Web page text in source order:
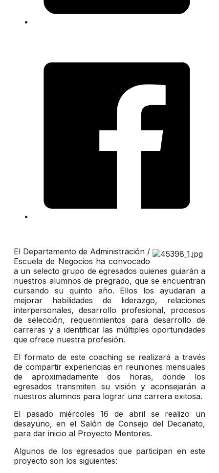
El Departamento de Administración /
Escuela de Negocios ha convocado
a un selecto grupo de egresados quienes guiarán a
nuestros alumnos de pregrado, que se encuentran
cursando su quinto año. Ellos los ayudaran a
mejorar habilidades de liderazgo, relaciones
interpersonales, desarrollo profesional, procesos
de selección, requerimientos para desarrollo de
carreras y a identificar las múltiples oportunidades
que ofrece nuestra profesión.
El formato de este coaching se realizará a través
de compartir experiencias en reuniones mensuales
de aproximadamente dos horas, donde los
egresados transmiten su visión y aconsejarán a
nuestros alumnos para lograr una carrera exitosa.
El pasado miércoles 16 de abril se realizo un
desayuno, en el Salón de Consejo del Decanato,
para dar inicio al Proyecto Mentores.
Algunos de los egresados que participan en este
proyecto son los siguientes: